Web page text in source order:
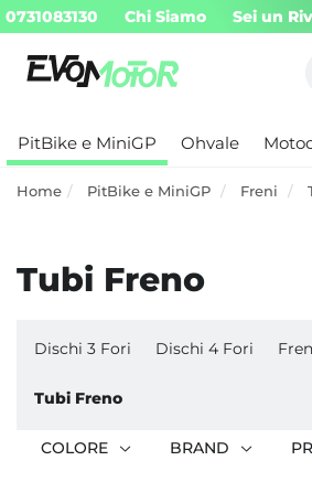
0731083130 Chi Siamo Sei un
PitBike e MiniGP Ohvale
Home PitBike e MiniGP Freni
Tubi Freno
Dischi 3 Fori Dischi 4 Fori
Tubi Freno
COLORE BRAND